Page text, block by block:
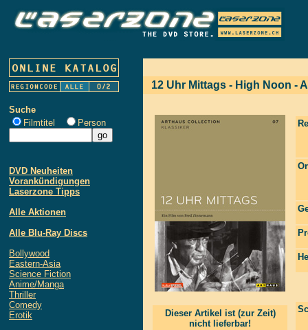
Suche
Filmtitel
Person
DVD Neuheiten
Vorankündigungen
Laserzone Tipps
Alle Aktionen
Alle Blu-Ray Discs
Bollywood
Eastern-Asia
Science Fiction
Anime/Manga
Thriller
Comedy
Erotik
12 Uhr Mittags - High Noon -
Dieser Artikel ist (zur Zeit)
nicht lieferbar!